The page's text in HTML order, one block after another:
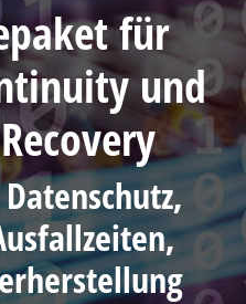
für
und